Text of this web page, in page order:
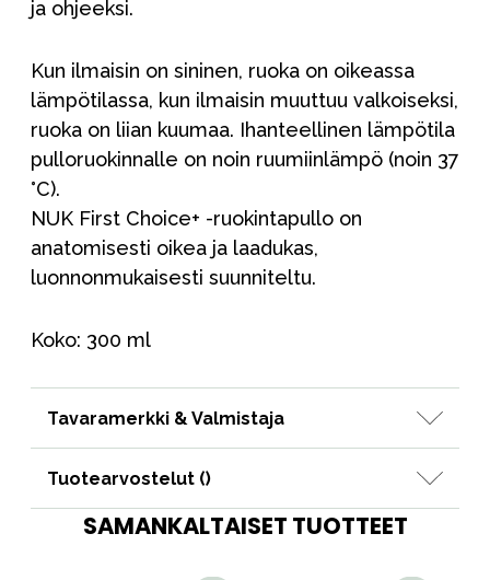
ja ohjeeksi.
Kun ilmaisin on sininen, ruoka on oikeassa
lämpötilassa, kun ilmaisin muuttuu valkoiseksi,
ruoka on liian kuumaa. Ihanteellinen lämpötila
pulloruokinnalle on noin ruumiinlämpö (noin 37
°C).
NUK First Choice+ -ruokintapullo on
anatomisesti oikea ja laadukas,
luonnonmukaisesti suunniteltu.
Koko: 300 ml
Tavaramerkki & Valmistaja
Tuotearvostelut ()
SAMANKALTAISET TUOTTEET